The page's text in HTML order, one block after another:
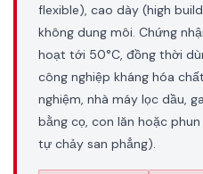
flexible), cao dày (high
không dung môi. Chứng
hoạt tới 50°C, đồng thời
công nghiệp kháng hóa
nghiệm, nhà máy lọc dầu,
bằng cọ, con lăn hoặc
tự chảy san phẳng).